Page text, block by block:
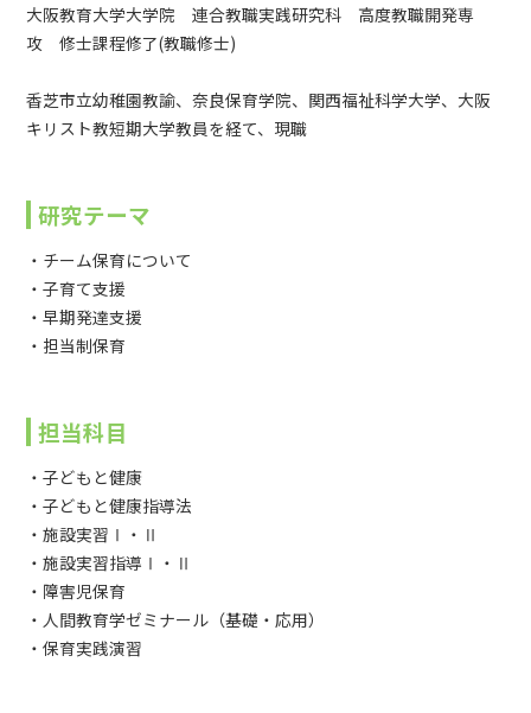
大阪教育大学大学院 連合教職実践研究科 高度教職開発専
攻 修士課程修了(教職修士)
香芝市立幼稚園教諭、奈良保育学院、関西福祉科学大学、大阪
キリスト教短期大学教員を経て、現職
研究テーマ
・チーム保育について
・子育て支援
・早期発達支援
・担当制保育
担当科目
・子どもと健康
・子どもと健康指導法
・施設実習Ⅰ・Ⅱ
・施設実習指導Ⅰ・Ⅱ
・障害児保育
・人間教育学ゼミナール（基礎・応用）
・保育実践演習